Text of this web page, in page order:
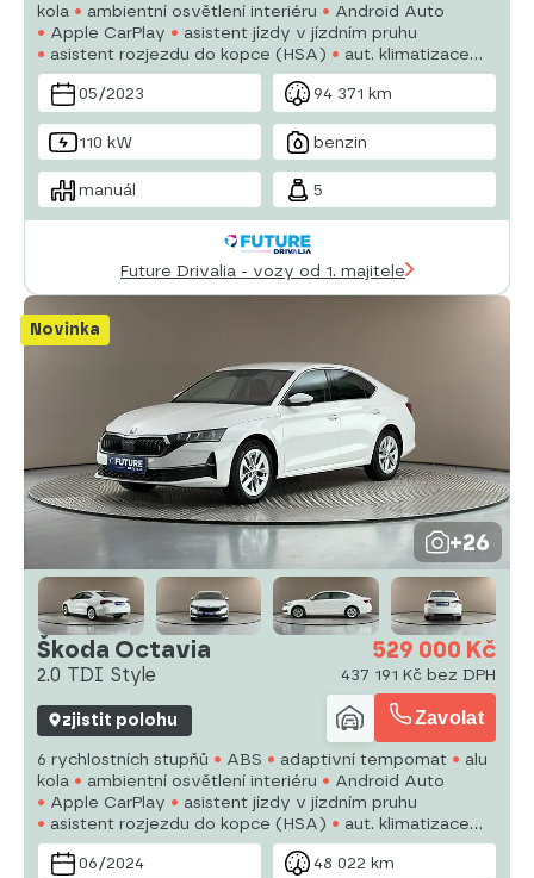
kola
ambientní osvětlení interiéru
Android Auto
Apple CarPlay
asistent jízdy v jízdním pruhu
asistent rozjezdu do kopce (HSA)
aut. klimatizace
autorádio
bezklíčové odemykání
bluetooth
brzdový asistent
centrál dálkový
05/2023 94 371 km
110 kW benzin
manuál 5
Future Drivalia - vozy od 1. majitele
Novinka
+26
Škoda Octavia
2.0 TDI Style
529 000 Kč
437 191 Kč bez DPH
zjistit polohu Zavolat
6 rychlostních stupňů ABS adaptivní tempomat
alu
kola
ambientní osvětlení interiéru
Android Auto
Apple CarPlay
asistent jízdy v jízdním pruhu
asistent rozjezdu do kopce (HSA)
aut. klimatizace
autorádio
bezdrátová nabíječka mobilních telefonů
bezklíčové odemykání
bluetooth brzdový asistent
06/2024 48 022 km